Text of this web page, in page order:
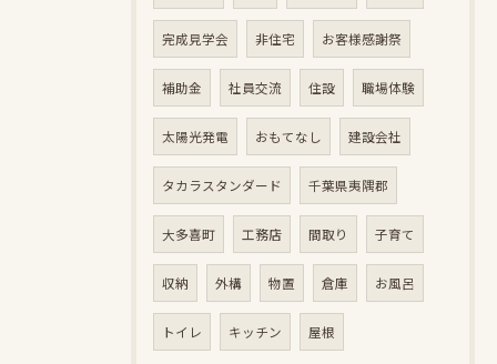
完成見学会 非住宅 お客様感謝祭
補助金 社員交流 住設 職場体験
太陽光発電 おもてなし 建設会社
タカラスタンダード 千葉県夷隅郡
大多喜町 工務店 間取り 子育て
収納 外構 物置 倉庫 お風呂
トイレ キッチン 屋根